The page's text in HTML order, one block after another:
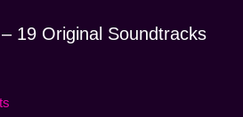
19 Original Soundtracks